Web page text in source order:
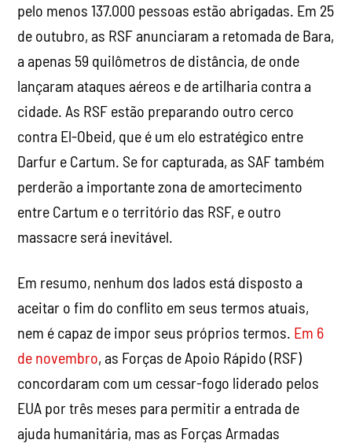
pelo menos 137.000 pessoas estão abrigadas. Em 25
de outubro, as RSF anunciaram a retomada de Bara,
a apenas 59 quilômetros de distância, de onde
lançaram ataques aéreos e de artilharia contra a
cidade. As RSF estão preparando outro cerco
contra El-Obeid, que é um elo estratégico entre
Darfur e Cartum. Se for capturada, as SAF também
perderão a importante zona de amortecimento
entre Cartum e o território das RSF, e outro
massacre será inevitável.
Em resumo, nenhum dos lados está disposto a
aceitar o fim do conflito em seus termos atuais,
nem é capaz de impor seus próprios termos. Em 6
de novembro, as Forças de Apoio Rápido (RSF)
concordaram com um cessar-fogo liderado pelos
EUA por três meses para permitir a entrada de
ajuda humanitária, mas as Forças Armadas